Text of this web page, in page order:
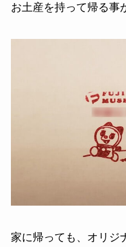
お土産を持って帰る事
家に帰っても、オリジ